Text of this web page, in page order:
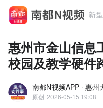
惠州市金山信息
校园及教学硬件
南都N视频APP · 惠州
原创 2026-05-15 19:08